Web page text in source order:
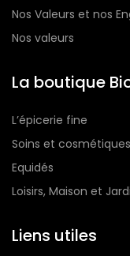
Nos Valeurs et nos
Nos valeurs
La boutique
L’épicerie fine
Soins et
Equidés
Loisirs, Maison et
Liens utiles